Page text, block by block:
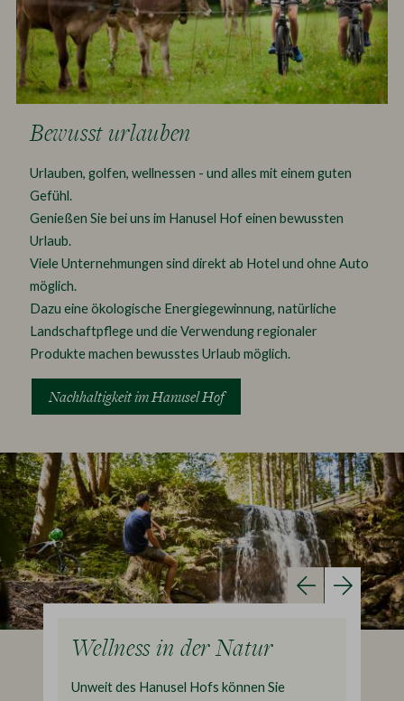
Bewusst urlauben
Urlauben, golfen, wellnessen - und alles mit einem guten
Gefühl.
Genießen Sie bei uns im Hanusel Hof einen bewussten
Urlaub.
Viele Unternehmungen sind direkt ab Hotel und ohne Auto
möglich.
Dazu eine ökologische Energiegewinnung, natürliche
Landschaftpflege und die Verwendung regionaler
Produkte machen bewusstes Urlaub möglich.
Nachhaltigkeit im Hanusel Hof
Wellness in der Natur
Unweit des Hanusel Hofs können Sie